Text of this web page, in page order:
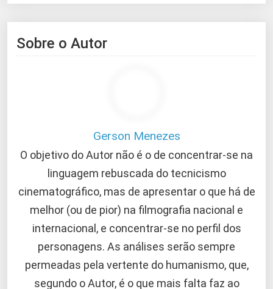
Sobre o Autor
Gerson Menezes
O objetivo do Autor não é o de concentrar-se na
linguagem rebuscada do tecnicismo
cinematográfico, mas de apresentar o que há de
melhor (ou de pior) na filmografia nacional e
internacional, e concentrar-se no perfil dos
personagens. As análises serão sempre
permeadas pela vertente do humanismo, que,
segundo o Autor, é o que mais falta faz ao